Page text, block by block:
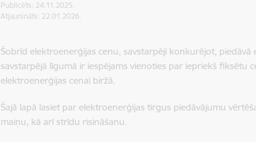
Publicēts: 24.11.2025.
Atjaunināts: 22.01.2026.
Šobrīd elektroenerģijas cenu, savstarpēji konkurējot,
savstarpējā līgumā ir iespējams vienoties par iepriekš fiksētu
elektroenerģijas cenai biržā.
Šajā lapā lasiet par elektroenerģijas tirgus piedāvājumu
maiņu, kā arī strīdu risināšanu.